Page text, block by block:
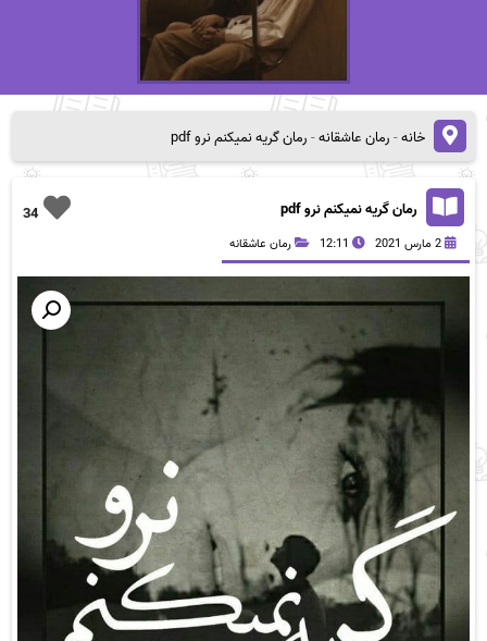
خانه-رمان عاشقانه-رمان گریه نمیکنم نرو pdf
34 رمان گریه نمیکنم نرو pdf
2 مارس 2021 12:11 رمان عاشقانه